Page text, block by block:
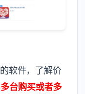
软件，了解价
台购买或者多